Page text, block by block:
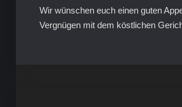
Wir wünschen euch einen guten
Vergnügen mit dem köstlichen